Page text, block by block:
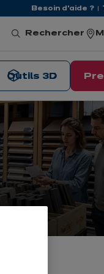
Besoin d'aide ?
Rechercher
Outils 3D